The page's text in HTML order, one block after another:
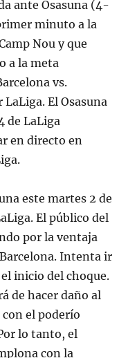
ante Osasuna (4-
minuto a la
Nou y que
a la meta
vs.
El Osasuna
de LaLiga
en directo en
este martes 2 de
El público del
por la ventaja
Intenta ir
inicio del choque.
de hacer daño al
el poderío
lo tanto, el
con la